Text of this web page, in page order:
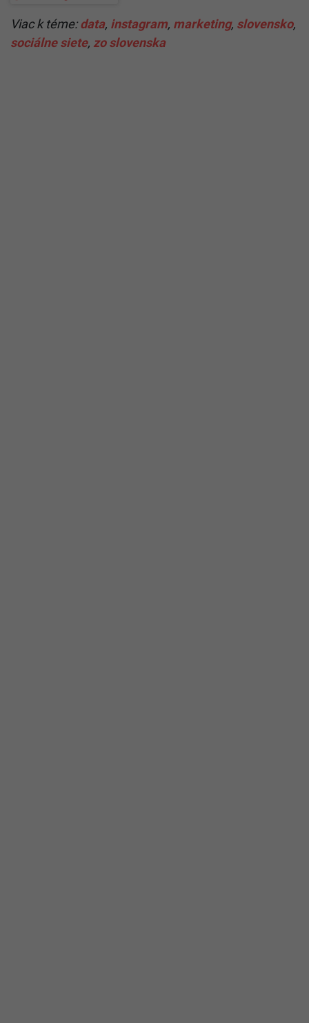
Viac k téme:data, instagram, marketing, slovensko,
sociálne siete, zo slovenska